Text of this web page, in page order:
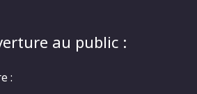
au public :
: